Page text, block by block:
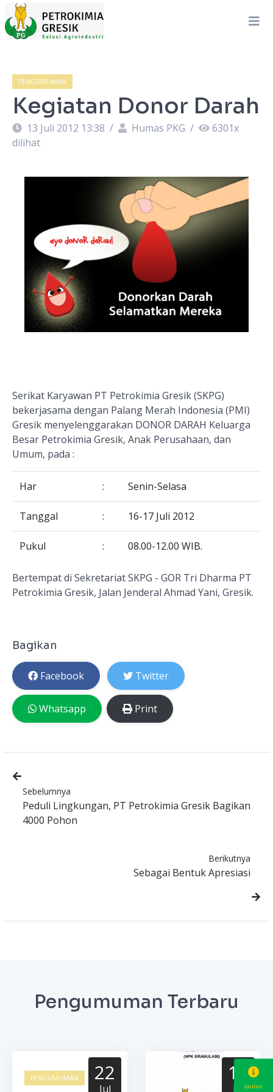
PENGUMUMAN
Kegiatan Donor Darah
13 Juli 2012 13:38 / Humas PKG / 6301x
dilihat
Serikat Karyawan PT Petrokimia Gresik (SKPG)
bekerjasama dengan Palang Merah Indonesia (PMI)
Gresik menyelenggarakan DONOR DARAH Keluarga
Besar Petrokimia Gresik, Anak Perusahaan, dan
Umum, pada :
Har : Senin-Selasa
Tanggal : 16-17 Juli 2012
Pukul : 08.00-12.00 WIB.
Bertempat di Sekretariat SKPG - GOR Tri Dharma PT
Petrokimia Gresik, Jalan Jenderal Ahmad Yani, Gresik.
Bagikan
Facebook Twitter
Whatsapp Print
Sebelumnya
Peduli Lingkungan, PT Petrokimia Gresik Bagikan
4000 Pohon
Berikutnya
Sebagai Bentuk Apresiasi
Pengumuman Terbaru
22
Jul
PENGUMUMAN 17
Jul tautan